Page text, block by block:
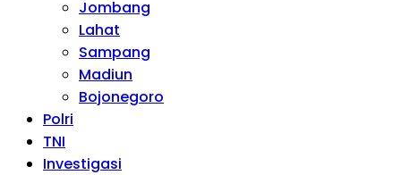
Jombang
Lahat
Sampang
Madiun
Bojonegoro
Polri
TNI
Investigasi